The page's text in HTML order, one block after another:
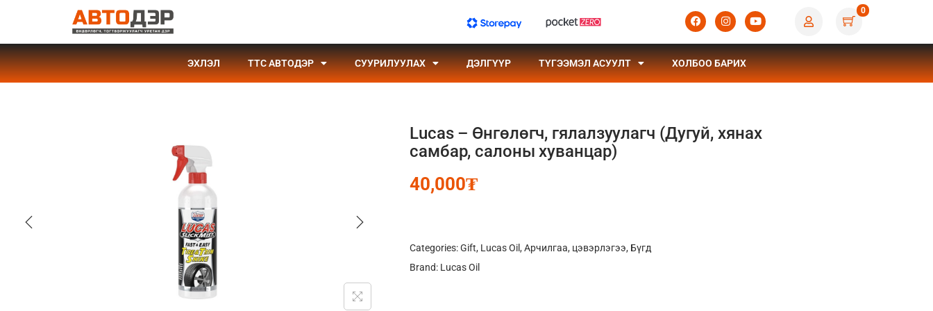
0
ЭХЛЭЛ TTC АВТОДЭР СУУРИЛУУЛАХ ДЭЛГҮҮР ТҮГЭЭМЭЛ АСУУЛТ ХОЛБОО БАРИХ
Lucas – Өнгөлөгч, гялалзуулагч (Дугуй, хянах
самбар, салоны хуванцар)
40,000₮
Categories:Gift, Lucas Oil, Арчилгаа, цэвэрлэгээ, Бүгд
Brand: Lucas Oil